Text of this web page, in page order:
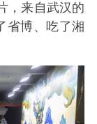
，来自武汉的
省博、吃了湘